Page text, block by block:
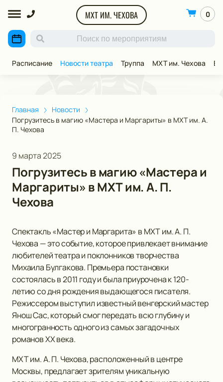
МХТ ИМ. ЧЕХОВА 0
Расписание Новости театра Труппа МХТ им. Чехова
Главная
Новости
Погрузитесь в магию «Мастера и Маргариты» в МХТ им. А.
П. Чехова
9 марта 2025
Погрузитесь в магию «Мастера и
Маргариты» в МХТ им. А. П.
Чехова
Спектакль «Мастер и Маргарита» в МХТ им. А. П.
Чехова — это событие, которое привлекает внимание
любителей театра и поклонников творчества
Михаила Булгакова. Премьера постановки
состоялась в 2011 году и была приурочена к 120-
летию со дня рождения выдающегося писателя.
Режиссером выступил известный венгерский мастер
Янош Сас, который смог передать всю глубину и
многогранность одного из самых загадочных
романов ХХ века.
МХТ им. А. П. Чехова, расположенный в центре
Москвы, предлагает зрителям уникальную